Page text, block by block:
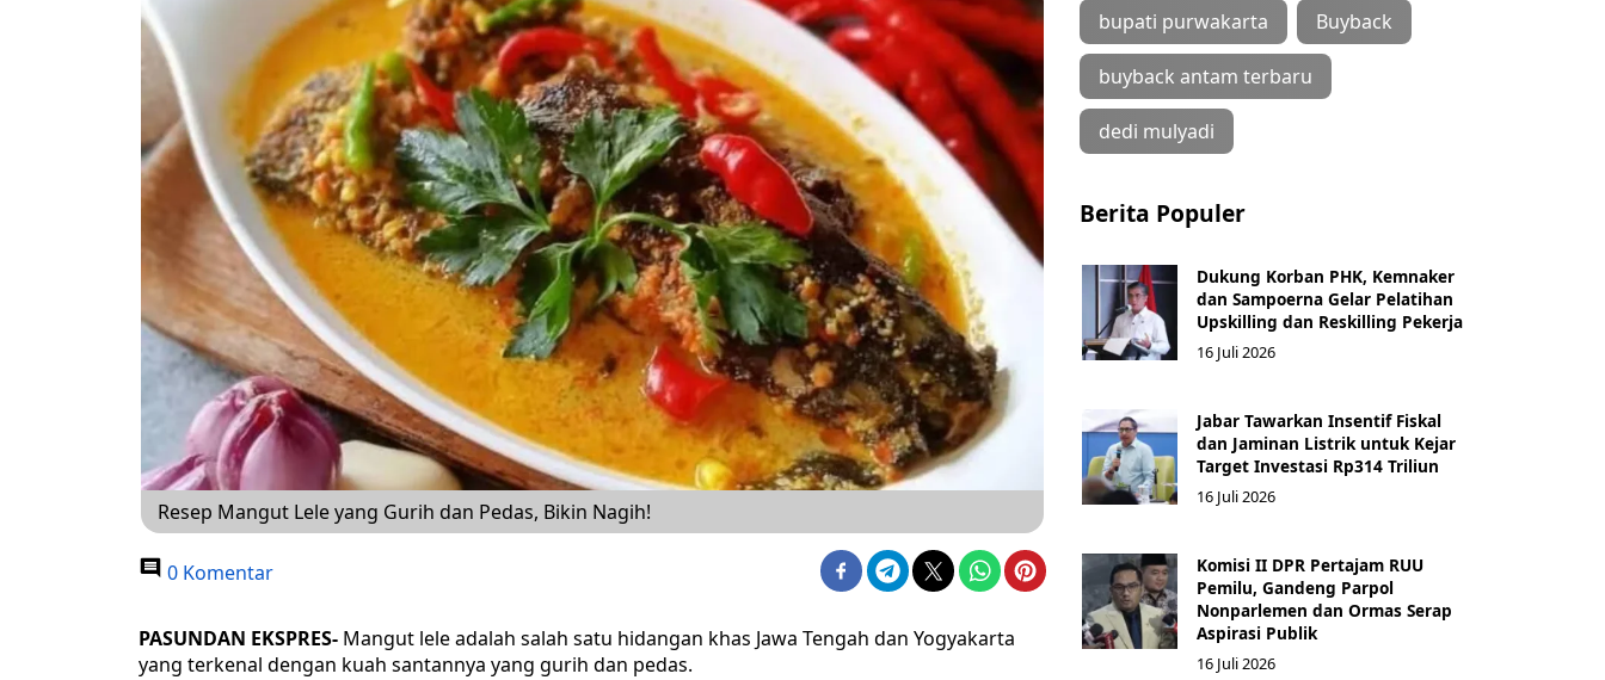
Resep Mangut Lele yang Gurih dan Pedas, Bikin Nagih!
0 Komentar
PASUNDAN EKSPRES- Mangut lele adalah salah satu hidangan khas Jawa Tengah dan Yogyakarta
yang terkenal dengan kuah santannya yang gurih dan pedas.
bupati purwakarta Buyback
buyback antam terbaru
dedi mulyadi
Berita Populer
Dukung Korban PHK, Kemnaker
dan Sampoerna Gelar Pelatihan
Upskilling dan Reskilling Pekerja
16 Juli 2026
Jabar Tawarkan Insentif Fiskal
dan Jaminan Listrik untuk Kejar
Target Investasi Rp314 Triliun
16 Juli 2026
Komisi II DPR Pertajam RUU
Pemilu, Gandeng Parpol
Nonparlemen dan Ormas Serap
Aspirasi Publik
16 Juli 2026